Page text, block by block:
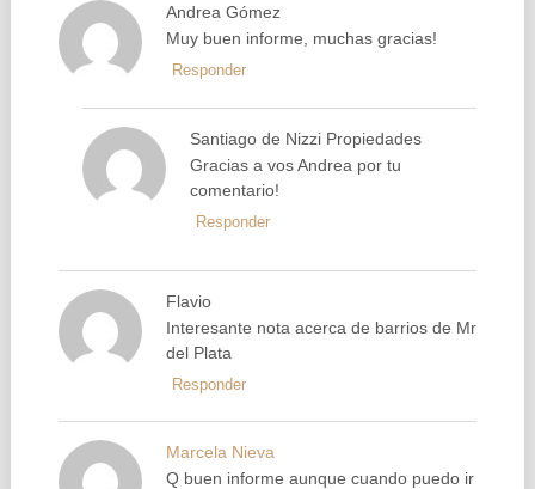
Andrea Gómez
Muy buen informe, muchas gracias!
Responder
Santiago de Nizzi Propiedades
Gracias a vos Andrea por tu
comentario!
Responder
Flavio
Interesante nota acerca de barrios de Mr
del Plata
Responder
Marcela Nieva
Q buen informe aunque cuando puedo ir